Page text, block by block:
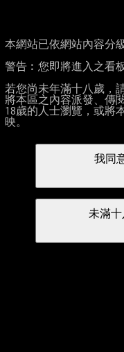
本網站已依網站內容分
警告︰您即將進入之看
若您尚未年滿十八歲，
將本區之內容派發、傳
18歲的人士瀏覽，或將
映。
我同
未滿